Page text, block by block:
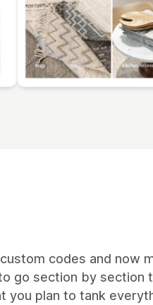
codes and now
go section by
you plan to tank